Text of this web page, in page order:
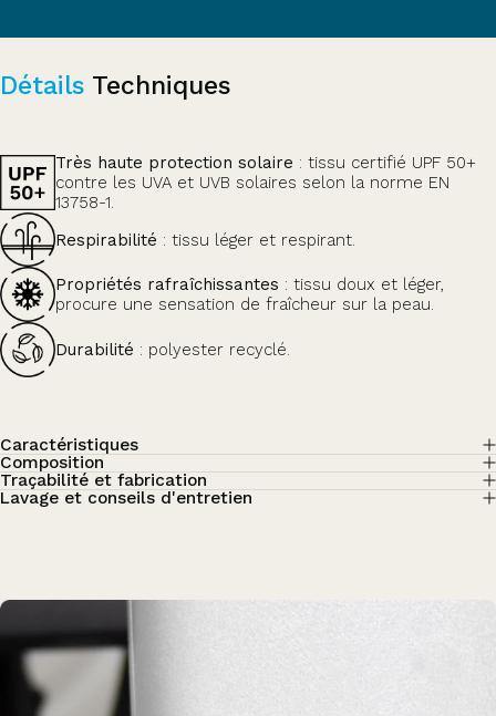
Détails Techniques
Très haute protection solaire : tissu certifié UPF 50+
contre les UVA et UVB solaires selon la norme EN
13758-1.
Respirabilité : tissu léger et respirant.
Propriétés rafraîchissantes : tissu doux et léger,
procure une sensation de fraîcheur sur la peau.
Durabilité : polyester recyclé.
Caractéristiques
Composition
Traçabilité et fabrication
Lavage et conseils d'entretien